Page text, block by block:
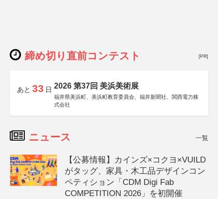
締め切り直前コンテスト [PR]
あと 33 日 2026 第37回 美浜美術展
福井県美浜町、美浜町教育委員会、福井新聞社、関西電力株
式会社
ニュース 一覧
【公募情報】カインズ×コクヨ×VUILD
がタッグ、家具・木工品デザインコン
ペティション「CDM Digi Fab
COMPETITION 2026」を初開催